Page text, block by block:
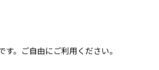
。ご自由にご利用ください。